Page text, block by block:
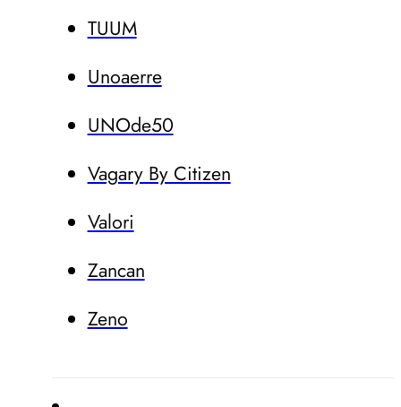
TUUM
Unoaerre
UNOde50
Vagary By Citizen
Valori
Zancan
Zeno